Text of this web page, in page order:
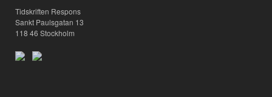
Tidskriften Respons
Sankt Paulsgatan 13
118 46 Stockholm